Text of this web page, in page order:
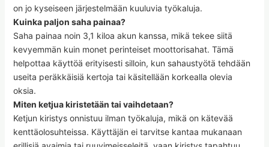
on jo kyseiseen järjestelmään kuuluvia työkaluja.
Kuinka paljon saha painaa?
Saha painaa noin 3,1 kiloa akun kanssa, mikä tekee siitä
kevyemmän kuin monet perinteiset moottorisahat. Tämä
helpottaa käyttöä erityisesti silloin, kun sahaustyötä tehdään
useita peräkkäisiä kertoja tai käsitellään korkealla olevia
oksia.
Miten ketjua kiristetään tai vaihdetaan?
Ketjun kiristys onnistuu ilman työkaluja, mikä on kätevää
kenttäolosuhteissa. Käyttäjän ei tarvitse kantaa mukanaan